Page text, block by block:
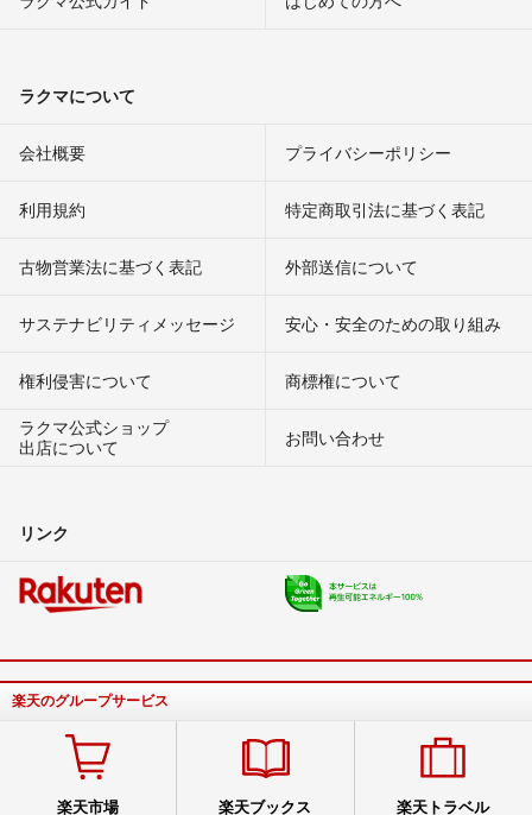
ラクマについて
会社概要 プライバシーポリシー
利用規約 特定商取引法に基づく表記
古物営業法に基づく表記 外部送信について
サステナビリティメッセージ 安心・安全のための取り組み
権利侵害について
商標権について
ラクマ公式ショップ
出店について
お問い合わせ
リンク
楽天のグループサービス
楽天市場 楽天ブックス 楽天トラベル